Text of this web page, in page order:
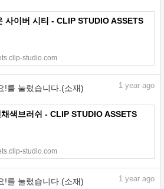
사이버 시티 - CLIP STUDIO ASSETS
studio.com
!를 눌렀습니다.(소재) 1 year ago
색브러쉬 - CLIP STUDIO ASSETS
studio.com
!를 눌렀습니다.(소재) 1 year ago